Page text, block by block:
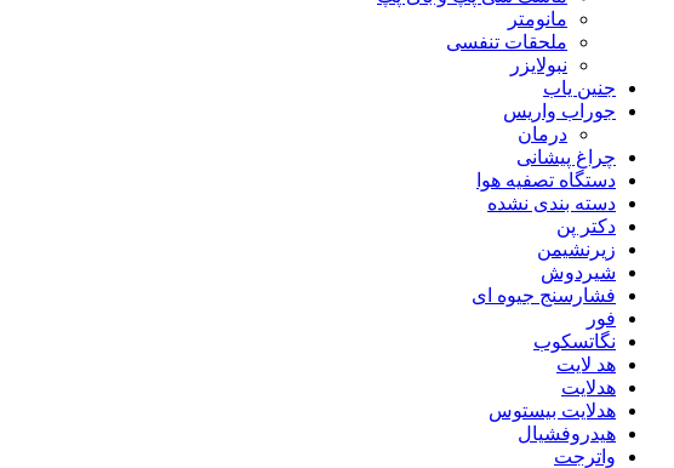
مانومتر
ملحقات تنفسی
نبولایزر
جنین یاب
جوراب واریس
درمان
چراغ پیشانی
دستگاه تصفیه هوا
دسته بندی نشده
دکتر پن
زیرنشیمن
شیردوش
فشارسنج جیوه ای
فور
نگاتسکوب
هد لایت
هدلایت
هدلایت بیستوس
هیدروفشیال
واترجت